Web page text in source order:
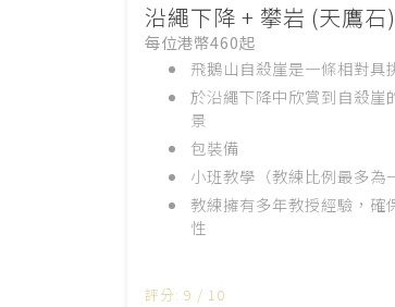
沿繩下降 + 攀岩 (天鷹石)
每位港幣460起
飛鵝山自殺崖是一條相對具
於沿繩下降中欣賞到自殺崖
景
包裝備
小班教學（教練比例最多為
教練擁有多年教授經驗，確
性
評分: 9 / 10